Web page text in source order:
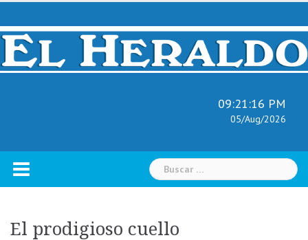
Skip
content
09:21:17 PM
05/Aug/2026
Buscar:
El prodigioso cuello